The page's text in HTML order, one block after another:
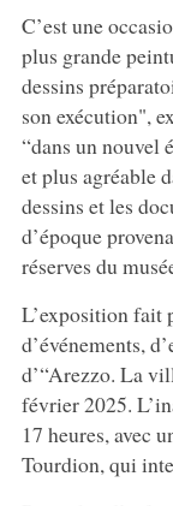
C’est une
plus grande
dessins
son exécution",
“dans un nouvel
et plus agréable
dessins et les
d’époque
réserves du
L’exposition fait
d’événements,
d’“Arezzo. La
février 2025.
17 heures, avec
Tourdion, qui